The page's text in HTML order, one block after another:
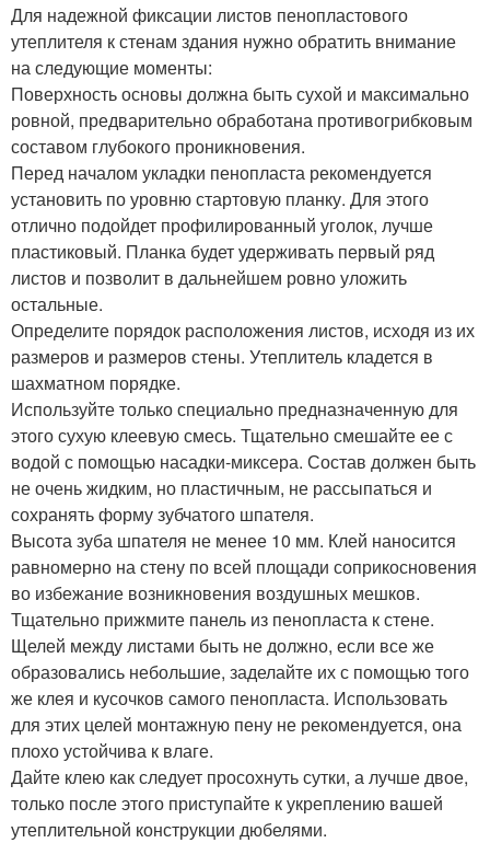
Для надежной фиксации листов пенопластового
утеплителя к стенам здания нужно обратить внимание
на следующие моменты:
Поверхность основы должна быть сухой и максимально
ровной, предварительно обработана противогрибковым
составом глубокого проникновения.
Перед началом укладки пенопласта рекомендуется
установить по уровню стартовую планку. Для этого
отлично подойдет профилированный уголок, лучше
пластиковый. Планка будет удерживать первый ряд
листов и позволит в дальнейшем ровно уложить
остальные.
Определите порядок расположения листов, исходя из их
размеров и размеров стены. Утеплитель кладется в
шахматном порядке.
Используйте только специально предназначенную для
этого сухую клеевую смесь. Тщательно смешайте ее с
водой с помощью насадки-миксера. Состав должен быть
не очень жидким, но пластичным, не рассыпаться и
сохранять форму зубчатого шпателя.
Высота зуба шпателя не менее 10 мм. Клей наносится
равномерно на стену по всей площади соприкосновения
во избежание возникновения воздушных мешков.
Тщательно прижмите панель из пенопласта к стене.
Щелей между листами быть не должно, если все же
образовались небольшие, заделайте их с помощью того
же клея и кусочков самого пенопласта. Использовать
для этих целей монтажную пену не рекомендуется, она
плохо устойчива к влаге.
Дайте клею как следует просохнуть сутки, а лучше двое,
только после этого приступайте к укреплению вашей
утеплительной конструкции дюбелями.